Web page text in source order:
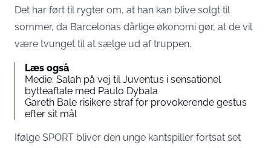
Det har ført til rygter om, at han kan blive solgt til
sommer, da Barcelonas dårlige økonomi gør, at de vil
være tvunget til at sælge ud af truppen.
Læs også
Medie: Salah på vej til Juventus i sensationel
bytteaftale med Paulo Dybala
Gareth Bale risikere straf for provokerende gestus
efter sit mål
Ifølge SPORT bliver den unge kantspiller fortsat set